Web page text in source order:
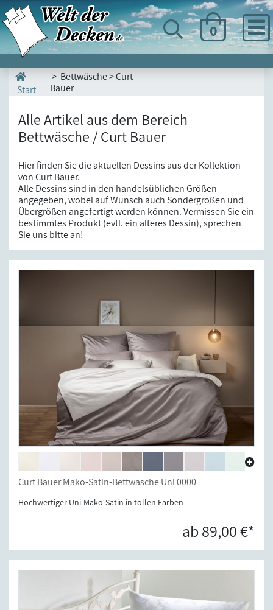
0
Start
> Bettwäsche > Curt
Bauer
Alle Artikel aus dem Bereich
Bettwäsche / Curt Bauer
Hier finden Sie die aktuellen Dessins aus der Kollektion
von Curt Bauer.
Alle Dessins sind in den handelsüblichen Größen
angegeben, wobei auf Wunsch auch Sondergrößen und
Übergrößen angefertigt werden können. Vermissen Sie ein
bestimmtes Produkt (evtl. ein älteres Dessin), sprechen
Sie uns bitte an!
Curt Bauer Mako-Satin-Bettwäsche Uni 0000
Hochwertiger Uni-Mako-Satin in tollen Farben
ab 89,00 €*